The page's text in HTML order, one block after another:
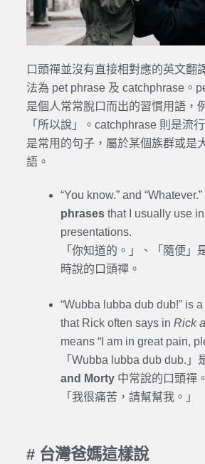
口頭禪並沒有直接相對應的英文翻
法為 pet phrase 及 catchphrase。
是個人常常脫口而出的習慣用語，
「所以說」。catchphrase 則是流
是常用的句子，屬於某個族群或是
語。
“You know.” and
phrasesthat I usually use
presentations.
「你知道的。」、「隨便」
時說的口頭禪。
“Wubba lubba dub dub!” is a
that Rick often says in Rick
means “I am in great pain,
「Wubba lubba dub dub.」
and Morty 中常說的口頭禪
「我很痛苦，請幫幫我。」
# 台灣爸媽這樣說